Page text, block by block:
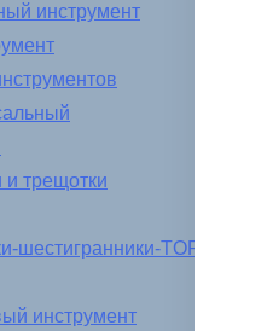
инструмент
и трещотки
шестигранники-TORX-
инструмент